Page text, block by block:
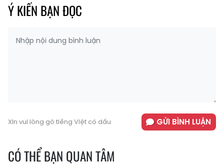
Ý KIẾN BẠN ĐỌC
Xin vui lòng gõ tiếng Việt có dấu GỬI BÌNH LUẬN
CÓ THỂ BẠN QUAN TÂM